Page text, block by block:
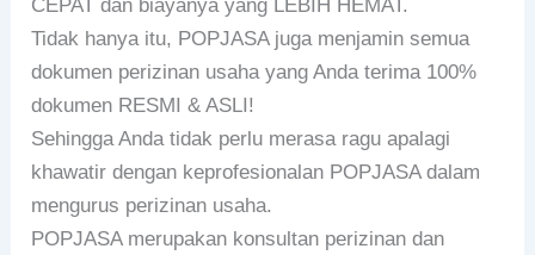
CEPAT dan biayanya yang LEBIH HEMAT.
Tidak hanya itu, POPJASA juga menjamin semua
dokumen perizinan usaha yang Anda terima 100%
dokumen RESMI & ASLI!
Sehingga Anda tidak perlu merasa ragu apalagi
khawatir dengan keprofesionalan POPJASA dalam
mengurus perizinan usaha.
POPJASA merupakan konsultan perizinan dan